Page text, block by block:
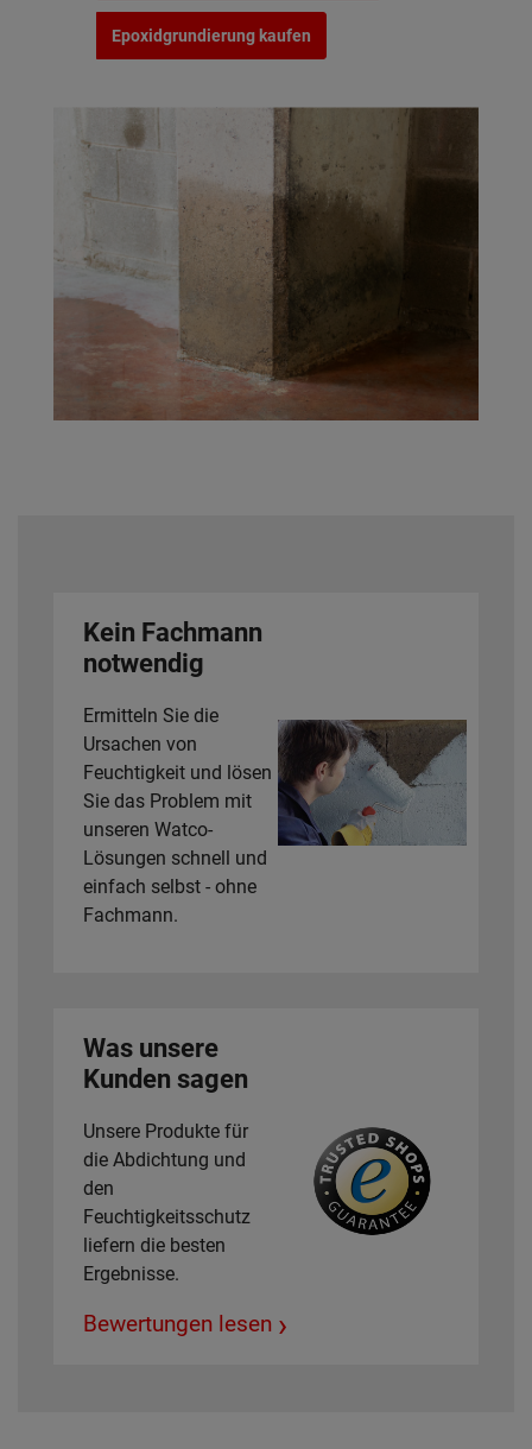
Epoxidgrundierung kaufen
Kein Fachmann
notwendig
Ermitteln Sie die
Ursachen von
Feuchtigkeit und lösen
Sie das Problem mit
unseren Watco-
Lösungen schnell und
einfach selbst - ohne
Fachmann.
Was unsere
Kunden sagen
Unsere Produkte für
die Abdichtung und
den
Feuchtigkeitsschutz
liefern die besten
Ergebnisse.
Bewertungen lesen ›